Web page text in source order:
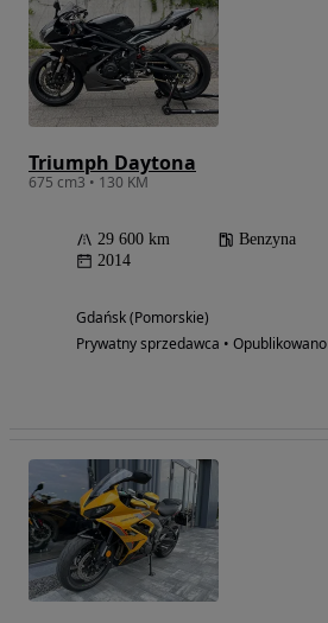
Triumph Daytona
675 cm3 • 130 KM
29 600 km Benzyna
2014
Gdańsk (Pomorskie)
Prywatny sprzedawca • Opublikowano